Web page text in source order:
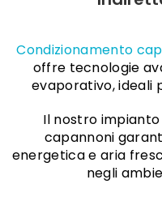
Condizionamento
offre tecnologie
evaporativo, ideali
Il nostro
capannoni
energetica e aria
negli